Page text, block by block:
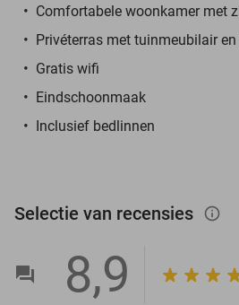
Comfortabele woonkamer met
Privéterras met tuinmeubilair
Gratis wifi
Eindschoonmaak
Inclusief bedlinnen
Selectie van recensies info_outlined
8,9